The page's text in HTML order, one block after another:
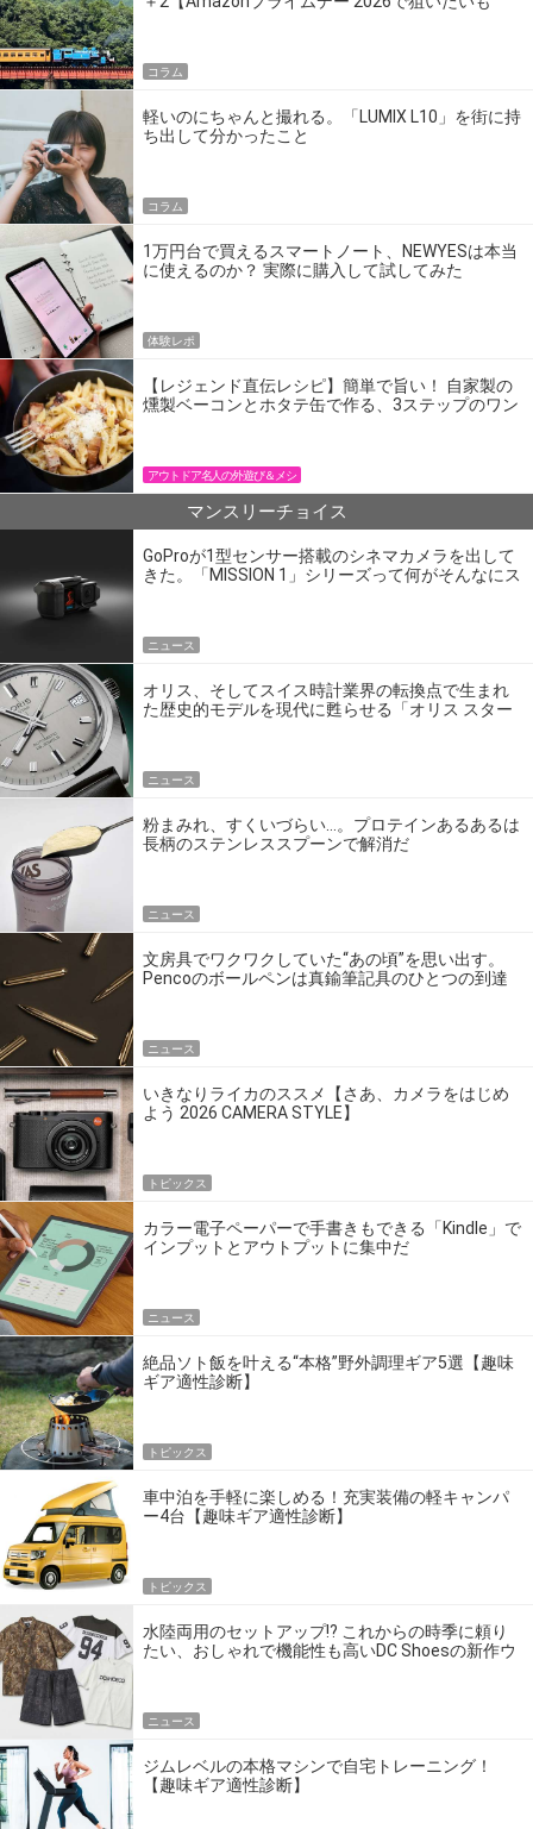
コラム
軽いのにちゃんと撮れる。「LUMIX L10」を街に持
ち出して分かったこと
コラム
1万円台で買えるスマートノート、NEWYESは本当
に使えるのか？ 実際に購入して試してみた
体験レポ
【レジェンド直伝レシピ】簡単で旨い！ 自家製の
燻製ベーコンとホタテ缶で作る、3ステップのワン
アウトドア名人の外遊び＆メシ
マンスリーチョイス
GoProが1型センサー搭載のシネマカメラを出して
きた。「MISSION 1」シリーズって何がそんなにス
ニュース
オリス、そしてスイス時計業界の転換点で生まれ
た歴史的モデルを現代に甦らせる「オリス スター
ニュース
粉まみれ、すくいづらい…。プロテインあるあるは
長柄のステンレススプーンで解消だ
ニュース
文房具でワクワクしていた“あの頃”を思い出す。
Pencoのボールペンは真鍮筆記具のひとつの到達
ニュース
いきなりライカのススメ【さあ、カメラをはじめ
よう 2026 CAMERA STYLE】
トピックス
カラー電子ペーパーで手書きもできる「Kindle」で
インプットとアウトプットに集中だ
ニュース
絶品ソト飯を叶える“本格”野外調理ギア5選【趣味
ギア適性診断】
トピックス
車中泊を手軽に楽しめる！充実装備の軽キャンパ
ー4台【趣味ギア適性診断】
トピックス
水陸両用のセットアップ!? これからの時季に頼り
たい、おしゃれで機能性も高いDC Shoesの新作ウ
ニュース
ジムレベルの本格マシンで自宅トレーニング！
【趣味ギア適性診断】